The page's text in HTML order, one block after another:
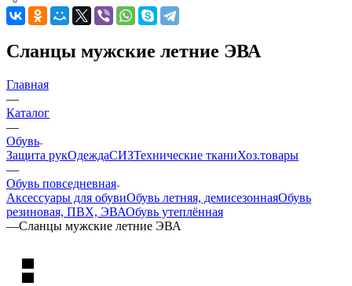
Сланцы мужские летние ЭВА
Главная
—
Каталог
—
Обувь
Защита рукОдеждаСИЗТехнические тканиХоз.товары
—
Обувь повседневная
Аксессуары для обувиОбувь летняя, демисезоннаяОбувь
резиновая, ПВХ, ЭВАОбувь утеплённая
—Сланцы мужские летние ЭВА